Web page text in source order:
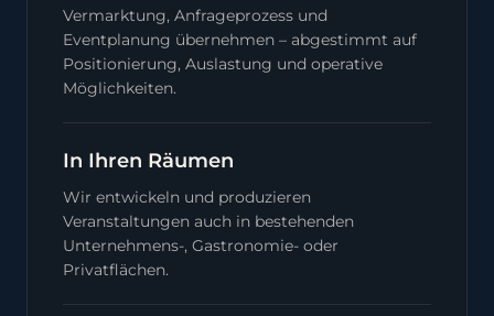
Vermarktung, Anfrageprozess und
Eventplanung übernehmen – abgestimmt auf
Positionierung, Auslastung und operative
Möglichkeiten.
In Ihren Räumen
Wir entwickeln und produzieren
Veranstaltungen auch in bestehenden
Unternehmens-, Gastronomie- oder
Privatflächen.